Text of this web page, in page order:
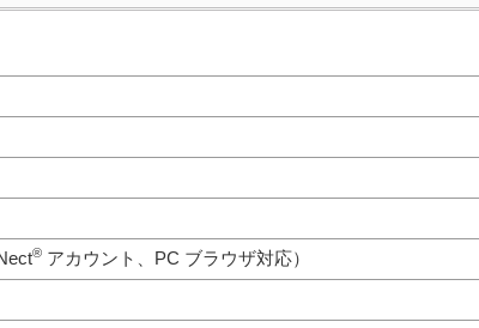
® アカウント、PC ブラウザ対応）